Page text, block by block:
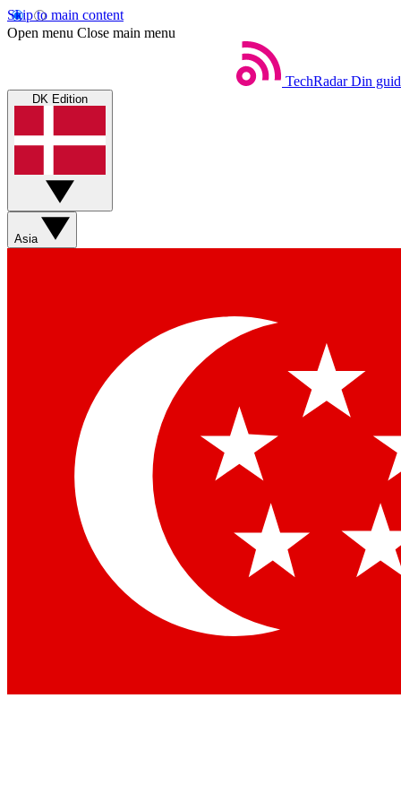
Skip to main content
Open menu Close main menu
TechRadar Din
DK Edition
Asia